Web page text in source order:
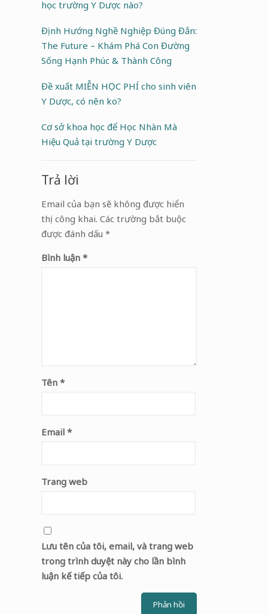
học trường Y Dược nào?
Định Hướng Nghề Nghiệp Đúng Đắn:
The Future – Khám Phá Con Đường
Sống Hạnh Phúc & Thành Công
Đề xuất MIỄN HỌC PHÍ cho sinh viên
Y Dược, có nên ko?
Cơ sở khoa học để Học Nhàn Mà
Hiệu Quả tại trường Y Dược
Trả lời
Email của bạn sẽ không được hiển
thị công khai. Các trường bắt buộc
được đánh dấu*
Bình luận*
Tên*
Email*
Trang web
Lưu tên của tôi, email, và trang web
trong trình duyệt này cho lần bình
luận kế tiếp của tôi.